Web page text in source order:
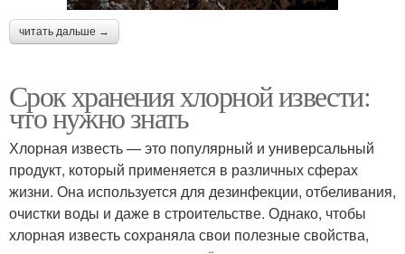
читать дальше →
Срок хранения хлорной извести:
что нужно знать
Хлорная известь — это популярный и универсальный
продукт, который применяется в различных сферах
жизни. Она используется для дезинфекции, отбеливания,
очистки воды и даже в строительстве. Однако, чтобы
хлорная известь сохраняла свои полезные свойства,